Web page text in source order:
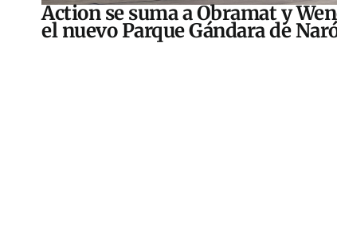
Action se suma a Obramat y
el nuevo Parque Gándara de